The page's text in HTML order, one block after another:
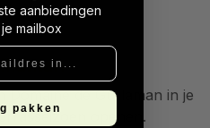
Domaine de Guillaman in je
openen.
aanbiedingen
mailbox
in...
pakken